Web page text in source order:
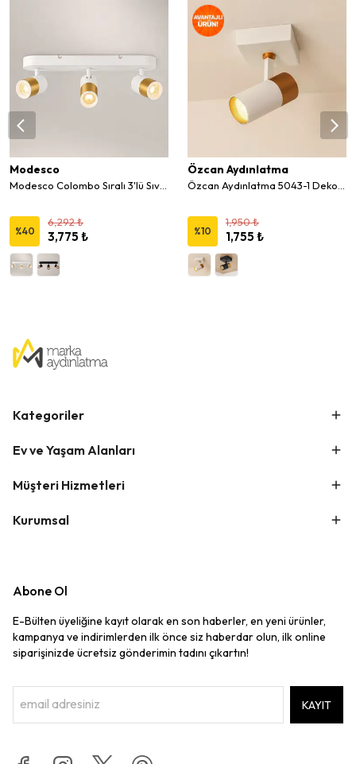
Modesco
%40
6,292 ₺
3,775 ₺
Özcan Aydınlatma
%10
1,950 ₺
1,755 ₺
Kategoriler
Ev ve Yaşam Alanları
Müşteri Hizmetleri
Kurumsal
Abone Ol
E-Bülten üyeliğine kayıt olarak en son haberler, en yeni ürünler,
kampanya ve indirimlerden ilk önce siz haberdar olun, ilk online
siparişinizde ücretsiz gönderimin tadını çıkartın!
KAYIT